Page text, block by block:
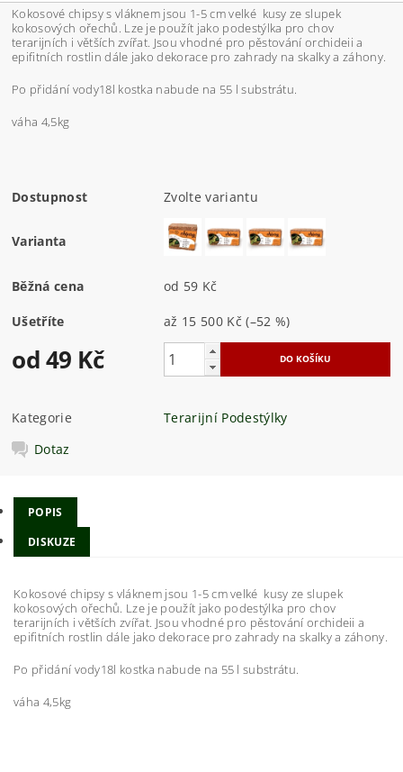
Kokosové chipsy s vláknem jsou 1-5 cm velké kusy ze slupek
kokosových ořechů. Lze je použít jako podestýlka pro chov
terarijních i větších zvířat. Jsou vhodné pro pěstování orchideii a
epifitních rostlin dále jako dekorace pro zahrady na skalky a záhony.
Po přidání vody18l kostka nabude na 55 l substrátu.
váha 4,5kg
Dostupnost Zvolte variantu
Varianta
Běžná cena od 59 Kč
Ušetříte až 15 500 Kč(–52 %)
od 49 Kč
Kategorie
Terarijní Podestýlky
Dotaz
POPIS
DISKUZE
Kokosové chipsy s vláknem jsou 1-5 cm velké kusy ze slupek
kokosových ořechů. Lze je použít jako podestýlka pro chov
terarijních i větších zvířat. Jsou vhodné pro pěstování orchideii a
epifitních rostlin dále jako dekorace pro zahrady na skalky a záhony.
Po přidání vody18l kostka nabude na 55 l substrátu.
váha 4,5kg